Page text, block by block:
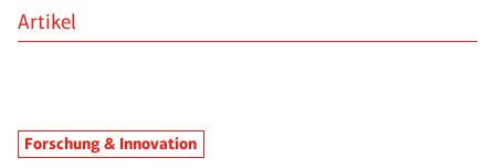
Artikel
Forschung & Innovation